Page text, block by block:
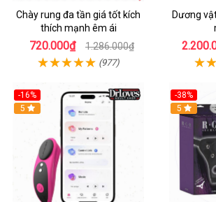
Chày rung đa tần giá tốt kích
thích mạnh êm ái
720.000₫ 1.286.000₫
(977)
Dương
-16%
Hot
5
-38%
Hot
5